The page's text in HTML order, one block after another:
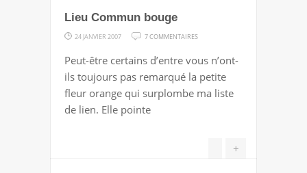
Lieu Commun bouge
24 JANVIER 2007 7 COMMENTAIRES
COMMUN
BOUGE
Peut-être certains d’entre vous n’ont-
ils toujours pas remarqué la petite
fleur orange qui surplombe ma liste
de lien. Elle pointe
+